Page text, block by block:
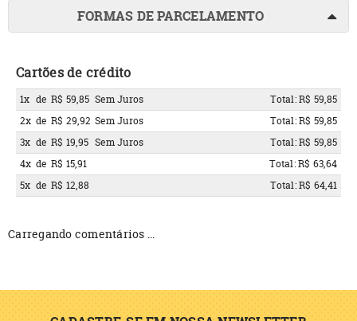
FORMAS DE PARCELAMENTO
Cartões de crédito
1x de R$ 59,85 Sem Juros
Total: R$ 59,85
2x de R$ 29,92 Sem Juros
Total: R$ 59,85
3x de R$ 19,95 Sem Juros
Total: R$ 59,85
4x de R$ 15,91
Total: R$ 63,64
5x de R$ 12,88 Total: R$ 64,41
Carregando comentários ...